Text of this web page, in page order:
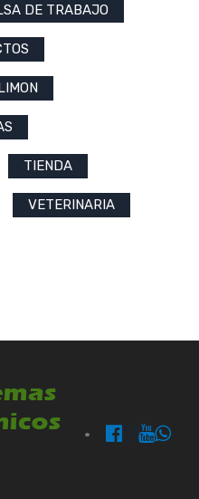
DE TRABAJO
TIENDA
VETERINARIA